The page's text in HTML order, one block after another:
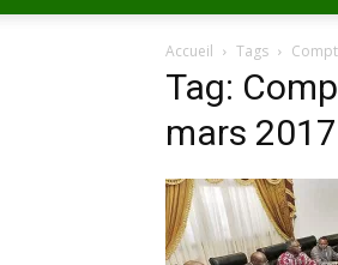
Accueil Tags
Tag:
mars 2017